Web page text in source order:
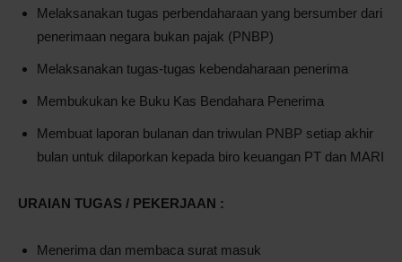
Melaksanakan tugas perbendaharaan yang bersumber dari
penerimaan negara bukan pajak (PNBP)
Melaksanakan tugas-tugas kebendaharaan penerima
Membukukan ke Buku Kas Bendahara Penerima
Membuat laporan bulanan dan triwulan PNBP setiap akhir
bulan untuk dilaporkan kepada biro keuangan PT dan MARI
URAIAN TUGAS / PEKERJAAN :
Menerima dan membaca surat masuk